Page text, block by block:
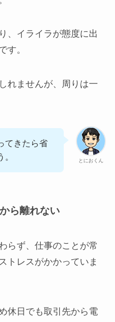
、イライラが態度に出
す。
れませんが、周りは一
とにおくん
てきたら省
ら離れない
らず、仕事のことが常
トレスがかかっていま
休日でも取引先から電